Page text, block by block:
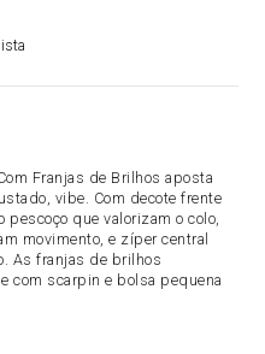
Franjas de Brilhos aposta
vibe. Com decote frente
pescoço que valorizam o colo,
movimento, e zíper central
As franjas de brilhos
com scarpin e bolsa pequena